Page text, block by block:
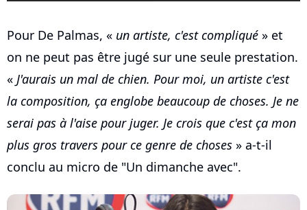
Pour De Palmas, « un artiste, c'est compliqué » et
on ne peut pas être jugé sur une seule prestation.
« J'aurais un mal de chien. Pour moi, un artiste c'est
la composition, ça englobe beaucoup de choses. Je ne
serai pas à l'aise pour juger. Je crois que c'est ça mon
plus gros travers pour ce genre de choses » a-t-il
conclu au micro de "Un dimanche avec".